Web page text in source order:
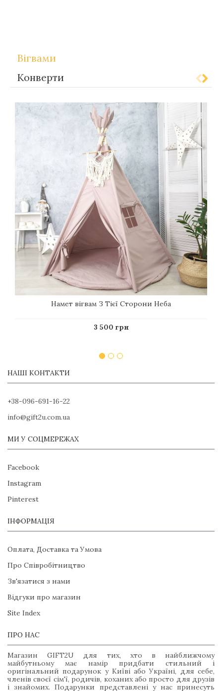
Вігвами
Конверти
Намет вігвам З Тієї Сторони Неба
3 500 грн
НАШІ КОНТАКТИ
+38-096-691-16-22
info@gift2u.com.ua
МИ У СОЦМЕРЕЖАХ
Facebook
Instagram
Pinterest
ІНФОРМАЦІЯ
Оплата, Доставка та Умова
Про Співробітництво
Зв'язатися з нами
Відгуки про магазин
Site Index
ПРО НАС
Магазин GIFT2U для тих, хто в найближчому
майбутньому має намір придбати стильний і
оригінальний подарунок у Київі або Україні, для себе,
членів своєї сім'ї, родичів, коханих або просто для друзів
і знайомих. Подарунки представлені у нас принесуть